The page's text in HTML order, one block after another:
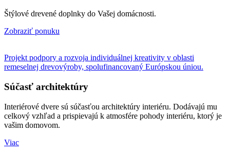
Štýlové drevené doplnky do Vašej domácnosti.
Zobraziť ponuku
Projekt podpory a rozvoja individuálnej kreativity v oblasti
remeselnej drevovýroby, spolufinancovaný Európskou úniou.
Súčasť architektúry
Interiérové dvere sú súčasťou architektúry interiéru. Dodávajú mu
celkový vzhľad a prispievajú k atmosfére pohody interiéru, ktorý je
vašim domovom.
Viac